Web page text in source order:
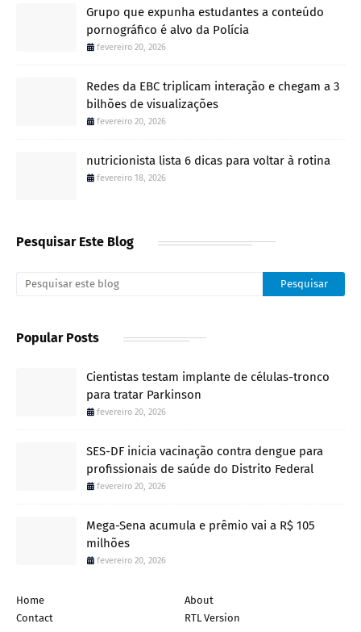
Grupo que expunha estudantes a conteúdo
pornográfico é alvo da Polícia
fevereiro 20, 2026
Redes da EBC triplicam interação e chegam a 3
bilhões de visualizações
fevereiro 20, 2026
nutricionista lista 6 dicas para voltar à rotina
fevereiro 18, 2026
Pesquisar Este Blog
Popular Posts
Cientistas testam implante de células-tronco
para tratar Parkinson
fevereiro 20, 2026
SES-DF inicia vacinação contra dengue para
profissionais de saúde do Distrito Federal
fevereiro 20, 2026
Mega-Sena acumula e prêmio vai a R$ 105
milhões
fevereiro 20, 2026
Home
About
Contact
RTL Version